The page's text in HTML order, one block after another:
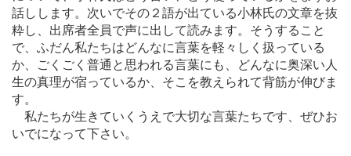
話しします。次いでその２語が出ている小林氏の文章を抜
粋し、出席者全員で声に出して読みます。そうすること
で、ふだん私たちはどんなに言葉を軽々しく扱っている
か、ごくごく普通と思われる言葉にも、どんなに奥深い人
生の真理が宿っているか、そこを教えられて背筋が伸びま
す。
私たちが生きていくうえで大切な言葉たちです、ぜひお
いでになって下さい。